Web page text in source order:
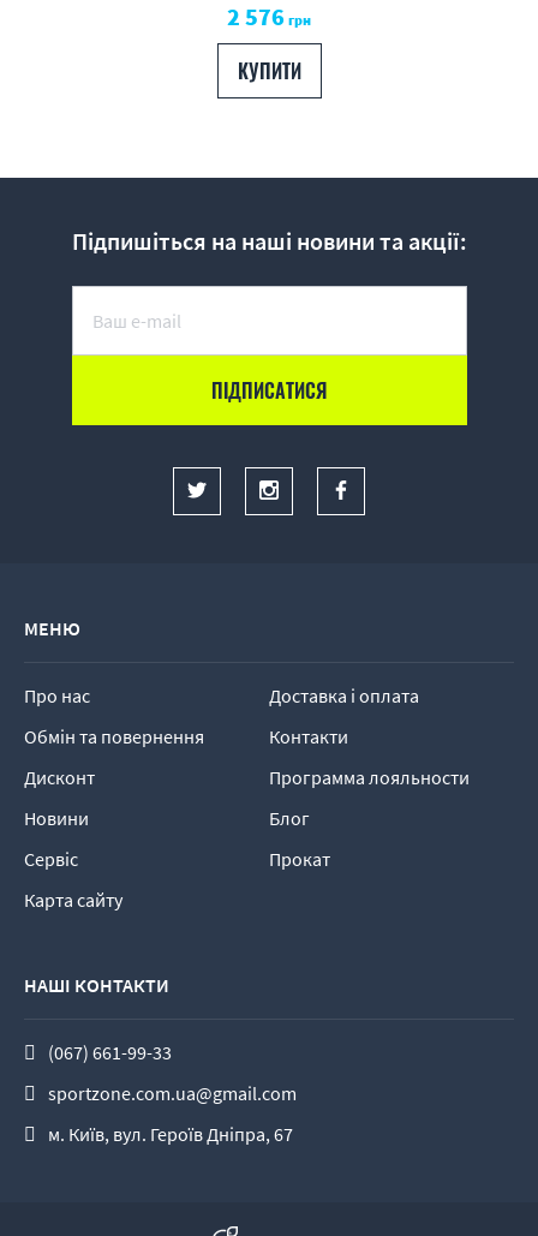
2 576 грн
КУПИТИ
Підпишіться на наші новини та акції:
МЕНЮ
Про нас
Доставка і оплата
Обмін та повернення
Контакти
Дисконт
Программа лояльности
Новини
Блог
Сервіс
Прокат
Карта сайту
НАШІ КОНТАКТИ
(067) 661-99-33
sportzone.com.ua@gmail.com
м. Київ, вул. Героїв Дніпра, 67